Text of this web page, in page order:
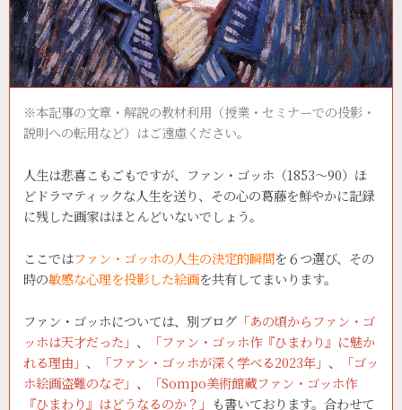
※本記事の文章・解説の教材利用（授業・セミナーでの投影・
説明への転用など）はご遠慮ください。
人生は悲喜こもごもですが、ファン・ゴッホ（1853～90）ほ
どドラマティックな人生を送り、その心の葛藤を鮮やかに記録
に残した画家はほとんどいないでしょう。
ここではファン・ゴッホの人生の決定的瞬間を６つ選び、その
時の敏感な心理を投影した絵画を共有してまいります。
ファン・ゴッホについては、別ブログ 「あの頃からファン・ゴ
ッホは天才だった」 、
「ファン・ゴッホ作『ひまわり』に魅か
れる理由」 、 「ファン・ゴッホが深く学べる2023年」 、
「ゴッ
ホ絵画盗難のなぞ」 、
「Sompo美術館蔵ファン・ゴッホ作
『ひまわり』はどうなるのか？」 も書いております。合わせて